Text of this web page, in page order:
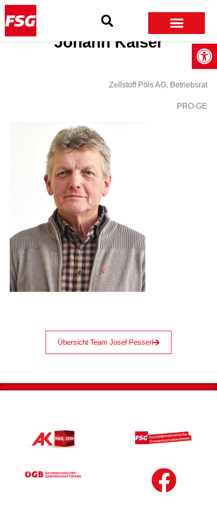
Skip
to
Content
Skip
to
navigation
Site
map
Johann Kaiser
Zellstoff Pöls AG, Betriebsrat
PRO-GE
Übersicht Team Josef Pesserl